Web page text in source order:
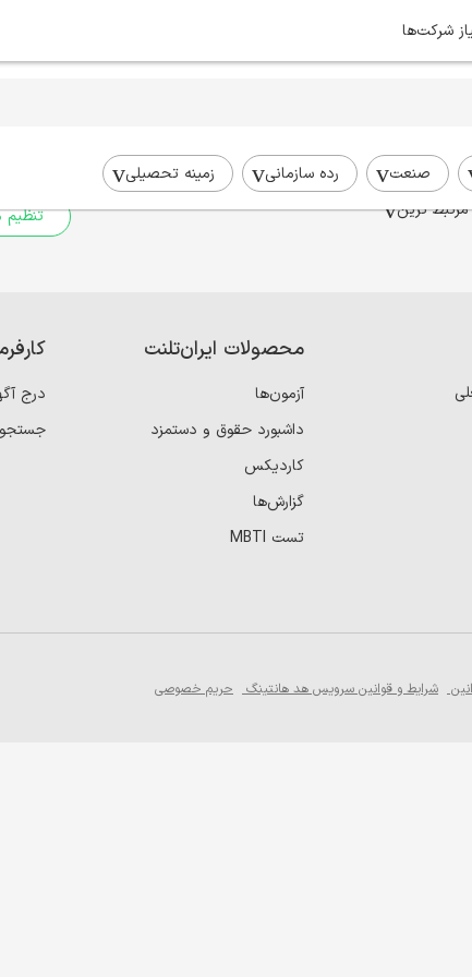
شرکت‌ها
صنعت رده سازمانی زمینه تحصیلی
مرتبط ترین
برای جستجوی جامع‌تر
تنظیم
محصولات ایران‌تلنت
آزمون‌ها
داشبورد حقوق و دستمزد
کاردیکس
گزارش‌ها
تست MBTI
درج
شرایط و قوانین سرویس هد هانتینگ حریم خصوصی